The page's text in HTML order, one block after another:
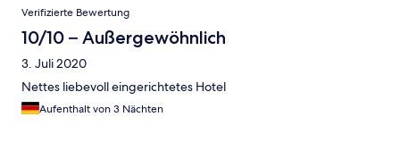
Verifizierte Bewertung
10/10 – Außergewöhnlich
3. Juli 2020
Nettes liebevoll eingerichtetes Hotel
Aufenthalt von 3 Nächten